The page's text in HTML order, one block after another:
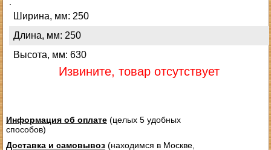
Ширина, мм: 250
Длина, мм: 250
Высота, мм: 630
Извините, товар отсутствует
Информация об оплате(целых 5 удобных
способов)
Доставка и самовывоз(находимся в Москве,